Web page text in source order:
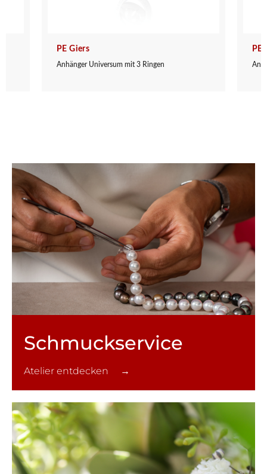
PE Giers
Anhänger Universum mit 3 Ringen
PE
Schmuck­service
Atelier entdecken →